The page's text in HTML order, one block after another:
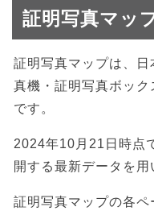
証明写真マッ
証明写真マップは、
真機・証明写真ボック
です。
2024年10月21日時点
開する最新データを用
証明写真マップの各